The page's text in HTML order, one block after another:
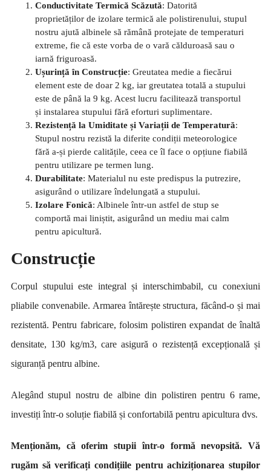
Conductivitate Termică Scăzută: Datorită
proprietăților de izolare termică ale polistirenului, stupul
nostru ajută albinele să rămână protejate de temperaturi
extreme, fie că este vorba de o vară călduroasă sau o
iarnă friguroasă.
Ușurință în Construcție: Greutatea medie a fiecărui
element este de doar 2 kg, iar greutatea totală a stupului
este de până la 9 kg. Acest lucru facilitează transportul
și instalarea stupului fără eforturi suplimentare.
Rezistență la Umiditate și Variații de Temperatură:
Stupul nostru rezistă la diferite condiții meteorologice
fără a-și pierde calitățile, ceea ce îl face o opțiune fiabilă
pentru utilizare pe termen lung.
Durabilitate: Materialul nu este predispus la putrezire,
asigurând o utilizare îndelungată a stupului.
Izolare Fonică: Albinele într-un astfel de stup se
comportă mai liniștit, asigurând un mediu mai calm
pentru apicultură.
Construcție
Corpul stupului este integral și interschimbabil, cu conexiuni
pliabile convenabile. Armarea întărește structura, făcând-o și mai
rezistentă. Pentru fabricare, folosim polistiren expandat de înaltă
densitate, 130 kg/m3, care asigură o rezistență excepțională și
siguranță pentru albine.
Alegând stupul nostru de albine din polistiren pentru 6 rame,
investiți într-o soluție fiabilă și confortabilă pentru apicultura dvs.
Menționăm, că oferim stupii într-o formă nevopsită. Vă
rugăm să verificați condițiile pentru achiziționarea stupilor